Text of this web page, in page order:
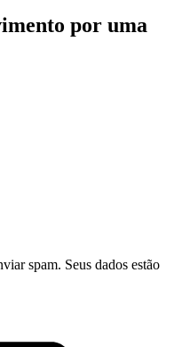
por uma
spam. Seus dados estão